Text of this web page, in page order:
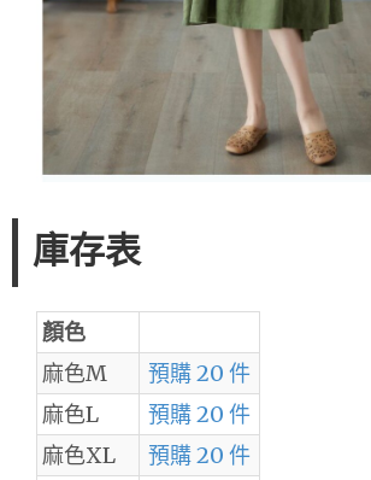
庫存表
顏色
麻色M
預購 20 件
麻色L
預購 20 件
麻色XL
預購 20 件